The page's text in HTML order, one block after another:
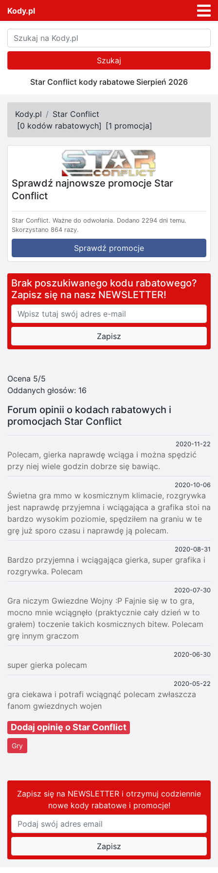
Kody.pl
Szukaj
Star Conflict kody rabatowe Sierpień 2026
Kody.pl
Star Conflict
[0 kodów rabatowych] [1 promocja]
Sprawdź najnowsze promocje Star
Conflict
Star Conflict. Ważne do odwołania. Dodano 2294 dni temu.
Skorzystano 864 razy.
Sprawdź promocje
Brak poszukiwanego kodu rabatowego?
Zapisz się na nasz NEWSLETTER!
Ocena 5/5
Oddanych głosów: 16
Forum opinii o kodach rabatowych i
promocjach Star Conflict
2020-11-22
Polecam, gierka naprawdę wciąga i można spędzić
przy niej wiele godzin dobrze się bawiąc.
2020-10-06
Świetna gra mmo w kosmicznym klimacie, rozgrywka
jest naprawdę przyjemna i wciągająca a grafika stoi na
bardzo wysokim poziomie, spędziłem na graniu w te
grę już sporo czasu i naprawdę ją polecam.
2020-08-31
Bardzo przyjemna i wciągająca gierka, super grafika i
rozgrywka. Polecam
2020-07-30
Gra niczym Gwiezdne Wojny :P Fajnie się w to gra,
mocno mnie wciągnęło (praktycznie cały dzień w to
grałem) toczenie takich kosmicznych bitew. Polecam
grę innym graczom
2020-06-30
super gierka polecam
2020-05-22
gra ciekawa i potrafi wciągnąć polecam zwłaszcza
fanom gwiezdnych wojen
Dodaj opinię o Star Conflict
Gry
Zapisz się na NEWSLETTER i otrzymuj codziennie
nowe kody rabatowei promocje!